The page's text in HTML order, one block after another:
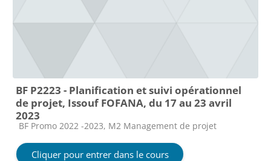
BF P2223 - Planification et suivi opérationnel
de projet, Issouf FOFANA, du 17 au 23 avril
2023
Catégorie de cours
BF Promo 2022 -2023, M2 Management de projet
Cliquer pour entrer dans le cours